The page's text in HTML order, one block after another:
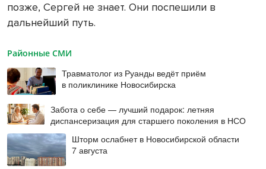
позже, Сергей не знает. Они поспешили в
дальнейший путь.
Районные СМИ
Травматолог из Руанды ведёт приём
в поликлинике Новосибирска
Забота о себе — лучший подарок: летняя
диспансеризация для старшего поколения в НСО
Шторм ослабнет в Новосибирской области
7 августа